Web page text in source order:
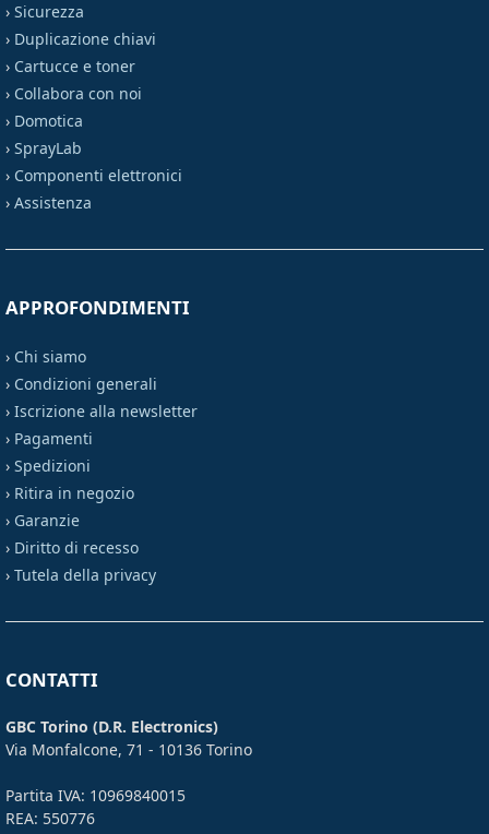
› Sicurezza
› Duplicazione chiavi
› Cartucce e toner
› Collabora con noi
› Domotica
› SprayLab
› Componenti elettronici
› Assistenza
APPROFONDIMENTI
› Chi siamo
› Condizioni generali
› Iscrizione alla newsletter
› Pagamenti
› Spedizioni
› Ritira in negozio
› Garanzie
› Diritto di recesso
› Tutela della privacy
CONTATTI
GBC Torino (D.R. Electronics)
Via Monfalcone, 71 - 10136 Torino
Partita IVA: 10969840015
REA: 550776